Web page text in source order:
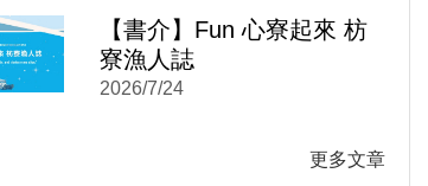
【書介】Fun 心寮起來 枋
寮漁人誌
2026/7/24
更多文章